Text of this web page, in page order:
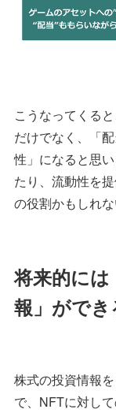
こうなってくる
だけでなく、「
性」になると思
たり、流動性を
の役割かもしれ
将来的に
報」ができ
株式の投資情報
で、NFTに対し